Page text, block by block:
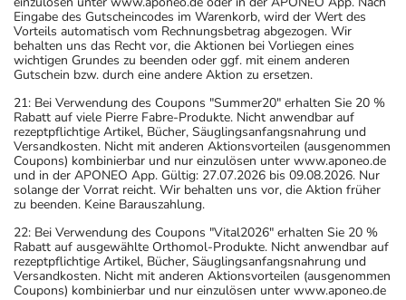
- Vorsicht bei Allergie gegen Natriumlaurylsulfat und
ähnliche Stoffe!
- Vorsicht bei Allergie gegen Propylenglykol und ähnliche
Stoffe!
- Vorsicht bei Allergie gegen Polyethylenglykol(PEG)-
haltige Stoffe!
- Vorsicht bei Allergie gegen Farbstoffe (z.B. Indigocarmin
mit der E-Nummer E 132)!
- Vorsicht bei einer Unverträglichkeit gegenüber Lactose.
Wenn Sie eine Diabetes-Diät einhalten müssen, sollten
Sie den Zuckergehalt berücksichtigen.
- Es kann Arzneimittel geben, mit denen
Wechselwirkungen auftreten. Sie sollten deswegen
Eingabe des Gutscheincodes im Warenkorb, wird der Wert des
Vorteils automatisch vom Rechnungsbetrag abgezogen. Wir
behalten uns das Recht vor, die Aktionen bei Vorliegen eines
wichtigen Grundes zu beenden oder ggf. mit einem anderen
Gutschein bzw. durch eine andere Aktion zu ersetzen.
21: Bei Verwendung des Coupons "Summer20" erhalten Sie 20 %
Rabatt auf viele Pierre Fabre-Produkte. Nicht anwendbar auf
rezeptpflichtige Artikel, Bücher, Säuglingsanfangsnahrung und
Versandkosten. Nicht mit anderen Aktionsvorteilen (ausgenommen
Coupons) kombinierbar und nur einzulösen unter www.aponeo.de
und in der APONEO App. Gültig: 27.07.2026 bis 09.08.2026. Nur
solange der Vorrat reicht. Wir behalten uns vor, die Aktion früher
zu beenden. Keine Barauszahlung.
22: Bei Verwendung des Coupons "Vital2026" erhalten Sie 20 %
Rabatt auf ausgewählte Orthomol-Produkte. Nicht anwendbar auf
rezeptpflichtige Artikel, Bücher, Säuglingsanfangsnahrung und
Versandkosten. Nicht mit anderen Aktionsvorteilen (ausgenommen
Coupons) kombinierbar und nur einzulösen unter www.aponeo.de